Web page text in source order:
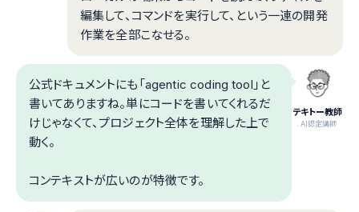
編集して、コマンドを実行して、という一連の開発
作業を全部こなせる。
テキトー教師
.AI認定講師
公式ドキュメントにも「agentic coding tool」と
書いてありますね。単にコードを書いてくれるだ
けじゃなくて、プロジェクト全体を理解した上で
動く。
コンテキストが広いのが特徴です。